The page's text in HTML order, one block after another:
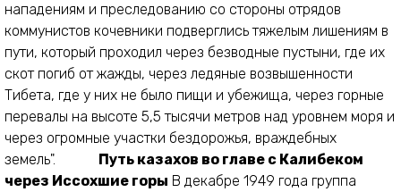
нападениям и преследованию со стороны отрядов
коммунистов кочевники подверглись тяжелым лишениям в
пути, который проходил через безводные пустыни, где их
скот погиб от жажды, через ледяные возвышенности
Тибета, где у них не было пищи и убежища, через горные
перевалы на высоте 5,5 тысячи метров над уровнем моря и
через огромные участки бездорожья, враждебных
земель".
Путь казахов во главе с Калибеком
через Иссохшие горы В декабре 1949 года группа